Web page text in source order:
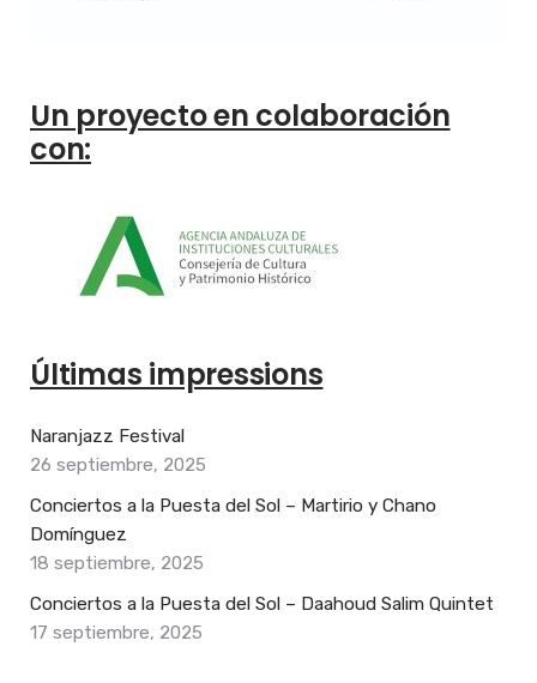
Un proyecto en colaboración
con:
Últimas impressions
Naranjazz Festival
26 septiembre, 2025
Conciertos a la Puesta del Sol – Martirio y Chano
Domínguez
18 septiembre, 2025
Conciertos a la Puesta del Sol – Daahoud Salim Quintet
17 septiembre, 2025